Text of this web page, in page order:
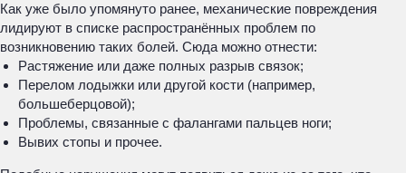
Как уже было упомянуто ранее, механические повреждения
лидируют в списке распространённых проблем по
возникновению таких болей. Сюда можно отнести:
Растяжение или даже полных разрыв связок;
Перелом лодыжки или другой кости (например,
большеберцовой);
Проблемы, связанные с фалангами пальцев ноги;
Вывих стопы и прочее.